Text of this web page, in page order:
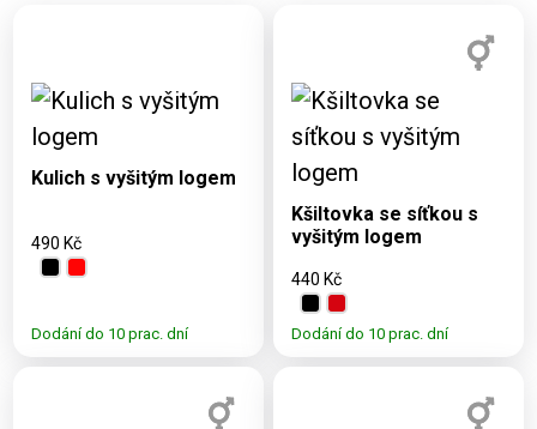
Dostupné varianty:
Kulich s vyšitým logem
490 Kč
Dodání do 10 prac. dní
Dostupné varianty:
Kšiltovka se síťkou s
vyšitým logem
440 Kč
Dodání do 10 prac. dní